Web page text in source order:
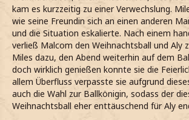
kam es kurzzeitig zu einer Verwechslung.
wie seine Freundin sich an einen anderen
und die Situation eskalierte. Nach einem
verließ Malcom den Weihnachtsball und Aly
Miles dazu, den Abend weiterhin auf dem
doch wirklich genießen konnte sie die
allem Überfluss verpasste sie aufgrund
auch die Wahl zur Ballkönigin, sodass der
Weihnachtsball eher enttäuschend für Aly